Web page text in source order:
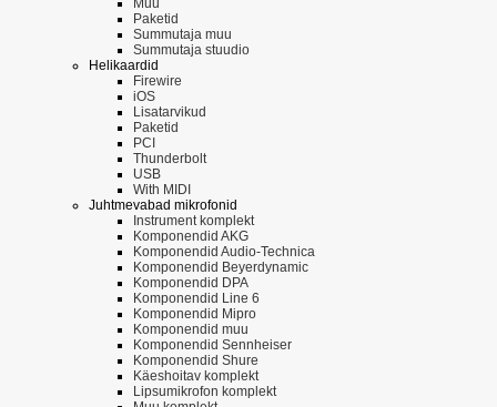
Muu
Paketid
Summutaja muu
Summutaja stuudio
Helikaardid
Firewire
iOS
Lisatarvikud
Paketid
PCI
Thunderbolt
USB
With MIDI
Juhtmevabad mikrofonid
Instrument komplekt
Komponendid AKG
Komponendid Audio-Technica
Komponendid Beyerdynamic
Komponendid DPA
Komponendid Line 6
Komponendid Mipro
Komponendid muu
Komponendid Sennheiser
Komponendid Shure
Käeshoitav komplekt
Lipsumikrofon komplekt